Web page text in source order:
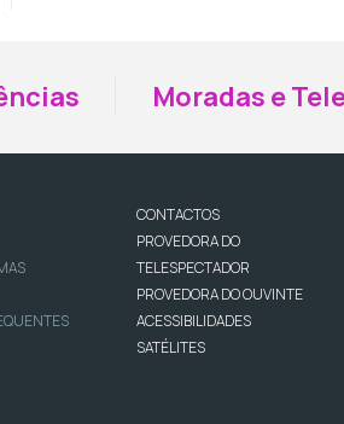
Moradas e
CONTACTOS
PROVEDORA DO
TELESPECTADOR
PROVEDORA DO OUVINTE
ACESSIBILIDADES
SATÉLITES